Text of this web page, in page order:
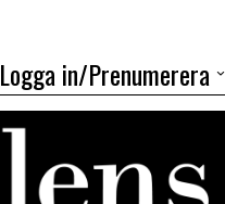
Logga in/Prenumerera